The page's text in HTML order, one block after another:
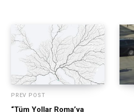
PREV POST
“Tüm Yollar Roma’ya